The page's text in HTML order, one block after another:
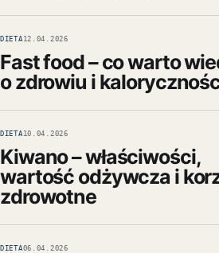
DIETA 12.04.2026
Fast food – co warto
o zdrowiu i
DIETA 10.04.2026
Kiwano – właściwości,
wartość odżywcza i
zdrowotne
DIETA06.04.2026